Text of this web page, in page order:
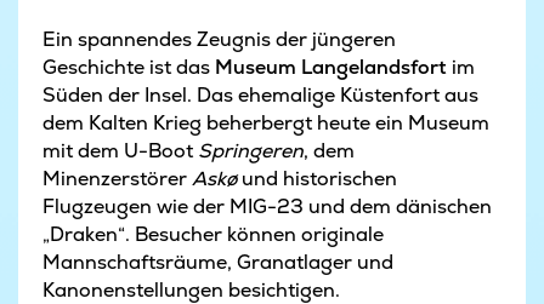
Ein spannendes Zeugnis der jüngeren
Geschichte ist das Museum Langelandsfort im
Süden der Insel. Das ehemalige Küstenfort aus
dem Kalten Krieg beherbergt heute ein Museum
mit dem U-Boot Springeren, dem
MinenzerstörerAskøund historischen
Flugzeugen wie der MIG-23 und dem dänischen
„Draken“. Besucher können originale
Mannschaftsräume, Granatlager und
Kanonenstellungen besichtigen.